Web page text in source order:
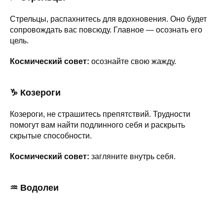
Стрельцы, распахнитесь для вдохновения. Оно будет
сопровождать вас повсюду. Главное — осознать его
цель.
Космический совет: осознайте свою жажду.
♑ Козероги
Козероги, не страшитесь препятствий. Трудности
помогут вам найти подлинного себя и раскрыть
скрытые способности.
Космический совет: загляните внутрь себя.
♒ Водолеи